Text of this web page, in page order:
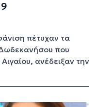
πέτυχαν τα
που
ανέδειξαν την